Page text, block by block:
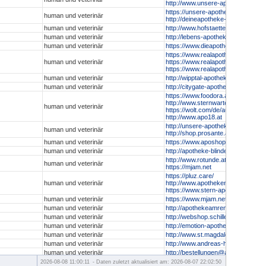
http://www.unsere-apotheken.at/
human und veterinär
https://unsere-apotheken.at/
http://deineapotheke-shop.at
human und veterinär
http://www.hofstaetter-apotheke.at
human und veterinär
http://lebens-apotheke.at
human und veterinär https://www.dieapotheke.co.at/
human und veterinär
https://www.realapotheke.com
https://www.realapotheke.at
https://www.realapotheke.de
human und veterinär
http://wipptal-apotheke.at/shop
human und veterinär http://citygate-apotheke.at
human und veterinär
https://www.foodora.at/shop/
http://www.sternwarte-apotheke.at
https://wolt.com/de/aut/vienna/
http://www.apo18.at
human und veterinär
http://unsere-apotheken.at/
http://shop.prosante.at
human und veterinär
https://www.aposhop-kaernten.at
human und veterinär
http://apotheke-blindenmarkt.at
human und veterinär
http://www.rotunde.at
https://mjam.net
human und veterinär
https://pluz.care/
http://www.apothekenexpress.wien
https://www.stern-apo.at/
human und veterinär
https://www.mjam.net
human und veterinär
http://apothekeamrennweg.at
human und veterinär
http://webshop.schillerplatzapo.at
human und veterinär
http://emotion-apotheke.at
human und veterinär
http://www.st.magdalena-
human und veterinär
http://www.andreas-hofer.at/shop
human und veterinär
http://bestellungen@apozgk.at
http://apomed.at
2026-08-08 11:00:11 - Daten zuletzt aktualisiert am: 2026-08-07 22:02:50